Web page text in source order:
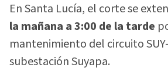
En Santa Lucía, el corte se
la mañana a 3:00 de la tarde
mantenimiento del circuito
subestación Suyapa.